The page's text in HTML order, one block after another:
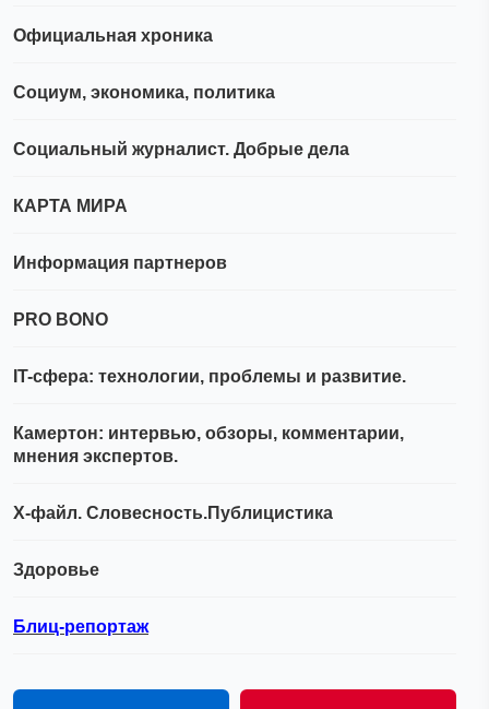
Официальная хроника
Социум, экономика, политика
Социальный журналист. Добрые дела
КАРТА МИРА
Информация партнеров
PRO BONO
IT-сфера: технологии, проблемы и развитие.
Камертон: интервью, обзоры, комментарии,
мнения экспертов.
Х-файл. Словесность.Публицистика
Здоровье
Блиц-репортаж